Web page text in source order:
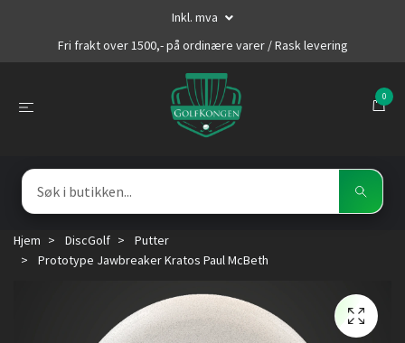
Inkl. mva
Fri frakt over 1500,- på ordinære varer / Rask levering
0
Hjem DiscGolf
Putter
Prototype Jawbreaker Kratos Paul McBeth